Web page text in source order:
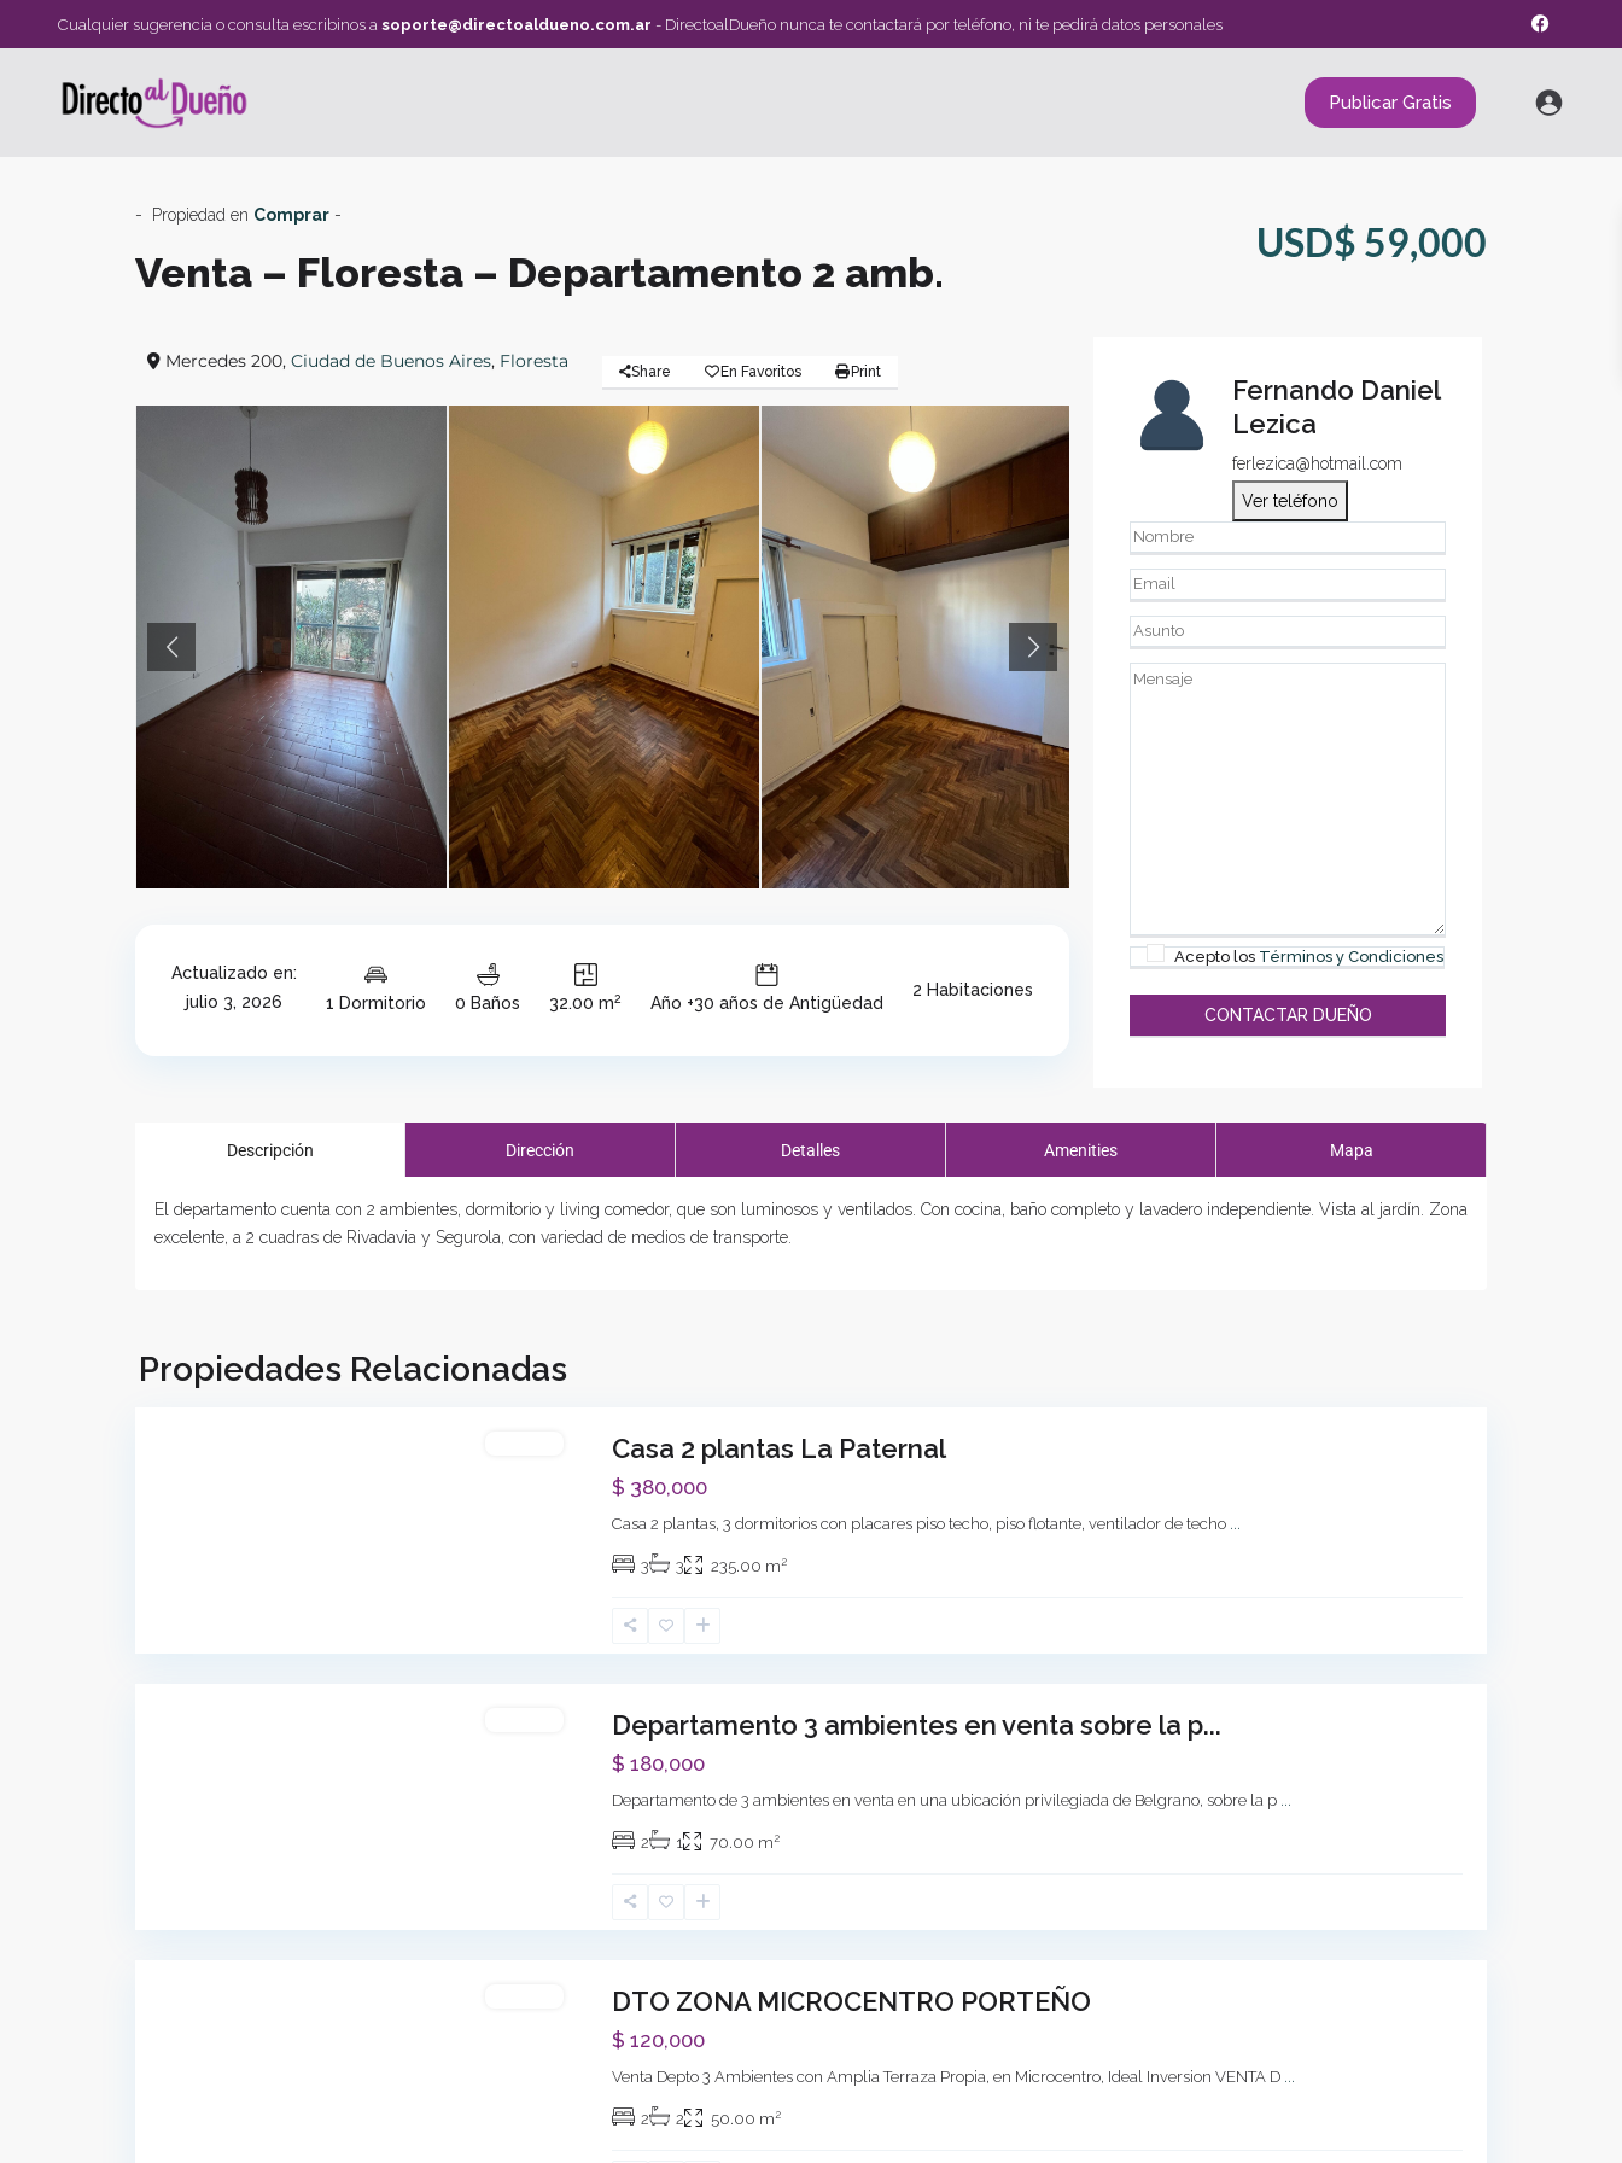
Cualquier sugerencia o consulta escribinos a soporte@directoaldueno.com.ar - DirectoalDueño nunca te contactará por teléfono, ni te pedirá datos personales
Publicar Gratis
- Propiedad en Comprar -
Venta – Floresta – Departamento 2 amb.
USD$ 59,000
Mercedes 200, Ciudad de Buenos Aires, Floresta Share En Favoritos Print
Previous Next
Actualizado en:
julio 3, 2026
1 Dormitorio 0 Baños 32.00 m2 Año +30 años de Antigüedad
2 Habitaciones
Fernando Daniel
Lezica
ferlezica@hotmail.com
Ver teléfono
Acepto los Términos y Condiciones
Descripción Dirección Detalles Amenities Mapa
El departamento cuenta con 2 ambientes, dormitorio y living comedor, que son luminosos y ventilados. Con cocina, baño completo y lavadero independiente. Vista al jardín. Zona
excelente, a 2 cuadras de Rivadavia y Segurola, con variedad de medios de transporte.
Propiedades Relacionadas
Paternal,
Aires
Casa 2 plantas La Paternal
$ 380,000
Casa 2 plantas, 3 dormitorios con placares piso techo, piso flotante, ventilador de techo ...
3 3 235.00 m2
Departamento 3 ambientes en venta sobre la p...
$ 180,000
Departamento de 3 ambientes en venta en una ubicación privilegiada de Belgrano, sobre la p ...
2 1 70.00 m2
DTO ZONA MICROCENTRO PORTEÑO
$ 120,000
Venta Depto 3 Ambientes con Amplia Terraza Propia, en Microcentro, Ideal Inversion VENTA D ...
2 2 50.00 m2